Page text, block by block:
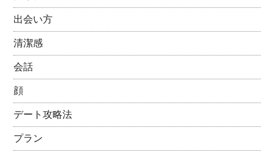
出会い方
清潔感
会話
顔
デート攻略法
プラン